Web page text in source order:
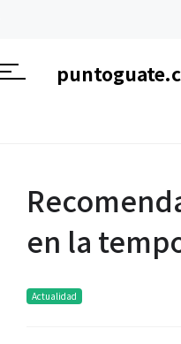
en la
Actualidad